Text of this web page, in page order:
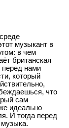
музыкант в
в чем
британская
перед нами
который
что
сам
идеально
И тогда перед